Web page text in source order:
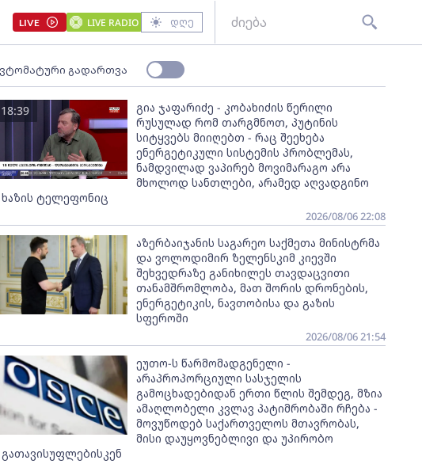
LIVE LIVE RADIO დღე
გადართვა
გია ჯაფარიძე - კობახიძის წერილი
რუსულად რომ თარგმნოთ, პუტინის
სიტყვებს მიიღებთ - რაც შეეხება
ენერგეტიკული სისტემის პრობლემას,
ნამდვილად ვაპირებ მოვიმარაგო არა
მხოლოდ სანთლები, არამედ აღვადგინო
ხაზის ტელეფონიც
18:39
2026/08/06 22:08
აზერბაიჯანის საგარეო საქმეთა მინისტრმა
და ვოლოდიმირ ზელენსკიმ კიევში
შეხვედრაზე განიხილეს თავდაცვითი
თანამშრომლობა, მათ შორის დრონების,
ენერგეტიკის, ნავთობისა და გაზის
სფეროში
2026/08/06 21:54
ეუთო-ს წარმომადგენელი -
არაპროპორციული სასჯელის
გამოცხადებიდან ერთი წლის შემდეგ, მზია
ამაღლობელი კვლავ პატიმრობაში რჩება -
მოვუწოდებ საქართველოს მთავრობას,
მისი დაუყოვნებლივი და უპირობო
გათავისუფლებისკენ